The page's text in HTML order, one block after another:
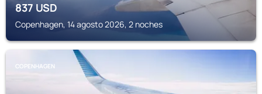
837USD
Copenhagen, 14 agosto 2026, 2 noches
COPENHAGEN